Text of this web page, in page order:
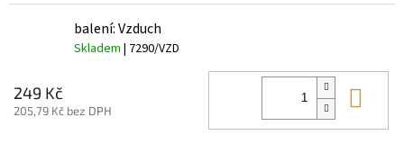
balení: Vzduch
Skladem | 7290/VZD
249 Kč
205,79 Kč bez DPH